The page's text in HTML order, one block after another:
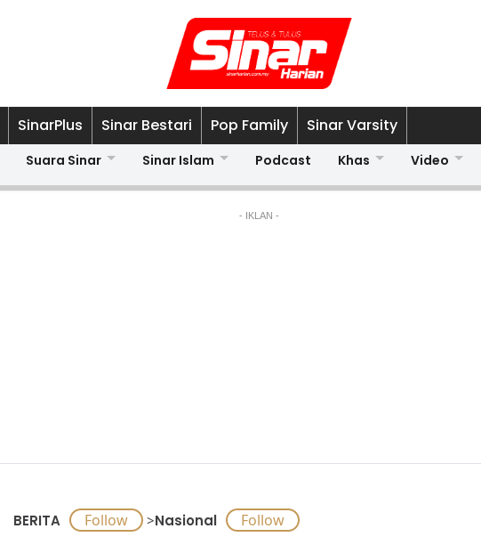
SinarPlus Sinar Bestari Pop Family Sinar Varsity
Suara Sinar Sinar Islam Podcast Khas Video
- IKLAN -
BERITA >Nasional